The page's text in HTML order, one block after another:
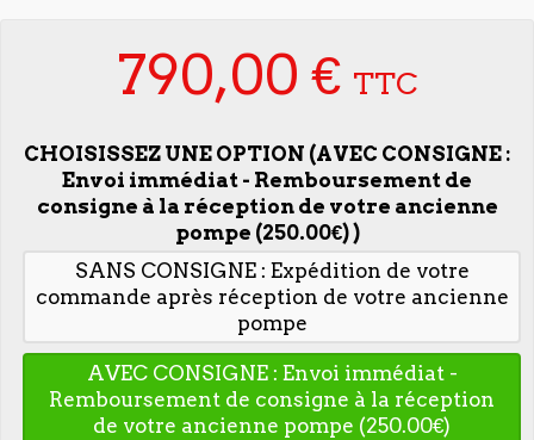
790,00 € TTC
CHOISISSEZ UNE OPTION (AVEC CONSIGNE :
Envoi immédiat - Remboursement de
consigne à la réception de votre ancienne
pompe (250.00€) )
SANS CONSIGNE : Expédition de votre
commande après réception de votre ancienne
pompe
AVEC CONSIGNE : Envoi immédiat -
Remboursement de consigne à la réception
de votre ancienne pompe (250.00€)